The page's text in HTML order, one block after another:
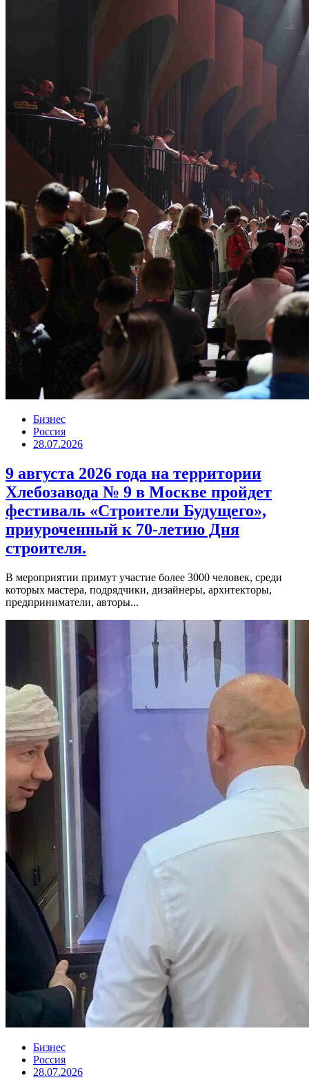
Бизнес
Россия
28.07.2026
9 августа 2026 года на территории
Хлебозавода № 9 в Москве пройдет
фестиваль «Строители Будущего»,
приуроченный к 70-летию Дня
строителя.
В мероприятии примут участие более 3000 человек, среди
которых мастера, подрядчики, дизайнеры, архитекторы,
предприниматели, авторы...
Бизнес
Россия
28.07.2026